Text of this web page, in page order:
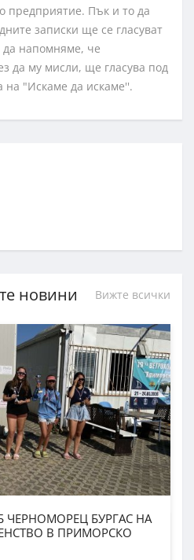
предприятие. Пък и то да
записки ще се гласуват
напомняме, че
да му мисли, ще гласува под
на "Искаме да искаме''.
новини Вижте всички
ЧЕРНОМОРЕЦ БУРГАС НА
В ПРИМОРСКО